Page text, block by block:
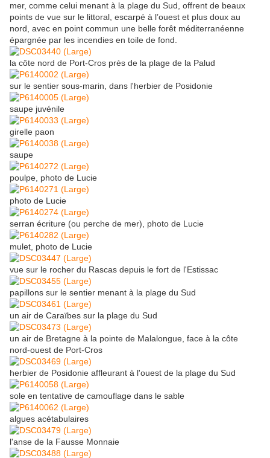
mer, comme celui menant à la plage du Sud, offrent de beaux
points de vue sur le littoral, escarpé à l’ouest et plus doux au
nord, avec en point commun une belle forêt méditerranéenne
épargnée par les incendies en toile de fond.
la côte nord de Port-Cros près de la plage de la Palud
sur le sentier sous-marin, dans l'herbier de Posidonie
saupe juvénile
girelle paon
saupe
poulpe, photo de Lucie
photo de Lucie
serran écriture (ou perche de mer), photo de Lucie
mulet, photo de Lucie
vue sur le rocher du Rascas depuis le fort de l'Estissac
papillons sur le sentier menant à la plage du Sud
un air de Caraïbes sur la plage du Sud
un air de Bretagne à la pointe de Malalongue, face à la côte
nord-ouest de Port-Cros
herbier de Posidonie affleurant à l'ouest de la plage du Sud
sole en tentative de camouflage dans le sable
algues acétabulaires
l'anse de la Fausse Monnaie